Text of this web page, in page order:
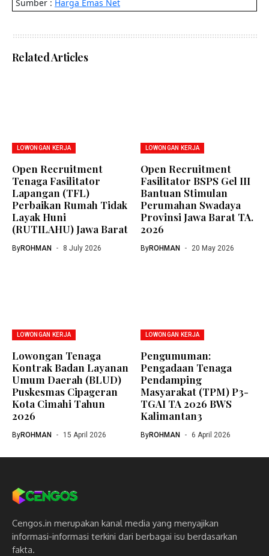
Related Articles
LOWONGAN KERJA
Open Recruitment
Tenaga Fasilitator
Lapangan (TFL)
Perbaikan Rumah Tidak
Layak Huni
(RUTILAHU) Jawa Barat
ByROHMAN 8 July 2026
LOWONGAN KERJA
Open Recruitment
Fasilitator BSPS Gel III
Bantuan Stimulan
Perumahan Swadaya
Provinsi Jawa Barat TA.
2026
ByROHMAN 20 May 2026
LOWONGAN KERJA
Lowongan Tenaga
Kontrak Badan Layanan
Umum Daerah (BLUD)
Puskesmas Cipageran
Kota Cimahi Tahun
2026
ByROHMAN 15 April 2026
LOWONGAN KERJA
Pengumuman:
Pengadaan Tenaga
Pendamping
Masyarakat (TPM) P3-
TGAI TA 2026 BWS
Kalimantan3
ByROHMAN 6 April 2026
Cengos.in merupakan kanal media yang menyajikan
informasi-informasi terkini dari berbagai isu berdasarkan
fakta.